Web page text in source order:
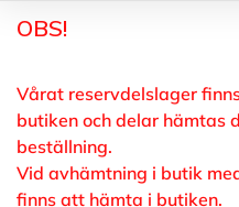
OBS!
Vårat reservdelslager
butiken och delar hämtas
beställning.
Vid avhämtning i butik
finns att hämta i butiken.